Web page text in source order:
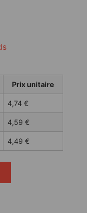
Prix unitaire
4,74 €
4,59 €
4,49 €